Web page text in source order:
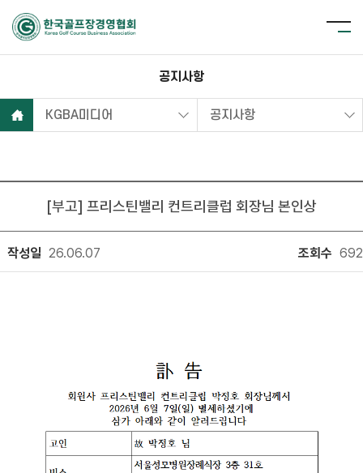
공지사항
KGBA미디어 공지사항
[부고] 프리스틴밸리 컨트리클럽 회장님 본인상
작성일 26.06.07 조회수 692